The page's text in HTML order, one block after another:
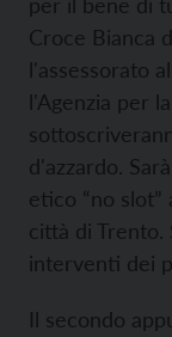
Croce Bianca
l'assessorato
l'Agenzia per
d'azzardo.
etico “no slot”
città di Trento.
interventi dei
Il secondo